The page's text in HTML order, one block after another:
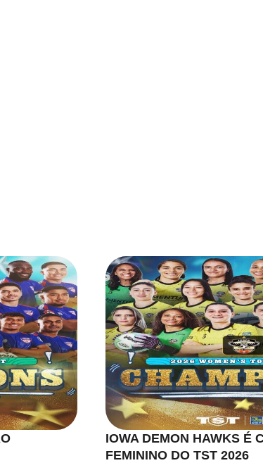
IOWA DEMON HAWKS É
FEMININO DO TST 2026